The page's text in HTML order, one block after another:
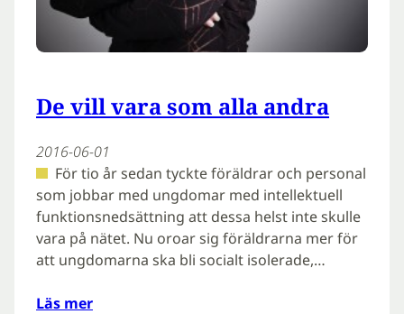
De vill vara som alla andra
2016-06-01
För tio år sedan tyckte föräldrar och personal
som jobbar med ungdomar med intellektuell
funktionsnedsättning att dessa helst inte skulle
vara på nätet. Nu oroar sig föräldrarna mer för
att ungdomarna ska bli socialt isolerade,…
Läs mer